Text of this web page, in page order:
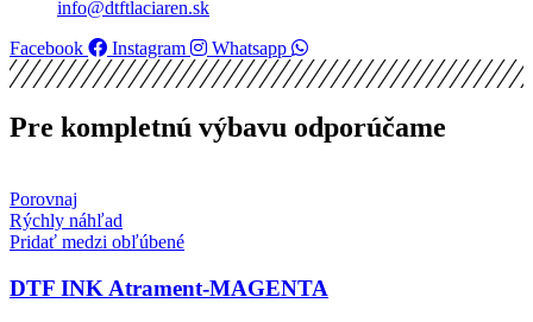
info@dtftlaciaren.sk
Facebook
Instagram Whatsapp
Pre kompletnú výbavu odporúčame
Porovnaj
Rýchly náhľad
Pridať medzi obľúbené
DTF INK Atrament-MAGENTA